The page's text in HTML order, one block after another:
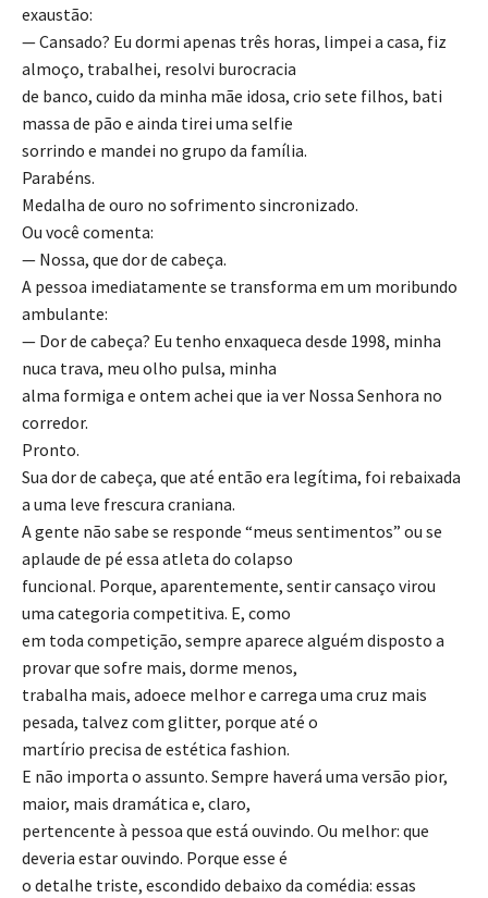
exaustão:
— Cansado? Eu dormi apenas três horas, limpei a casa, fiz
almoço, trabalhei, resolvi burocracia
de banco, cuido da minha mãe idosa, crio sete filhos, bati
massa de pão e ainda tirei uma selfie
sorrindo e mandei no grupo da família.
Parabéns.
Medalha de ouro no sofrimento sincronizado.
Ou você comenta:
— Nossa, que dor de cabeça.
A pessoa imediatamente se transforma em um moribundo
ambulante:
— Dor de cabeça? Eu tenho enxaqueca desde 1998, minha
nuca trava, meu olho pulsa, minha
alma formiga e ontem achei que ia ver Nossa Senhora no
corredor.
Pronto.
Sua dor de cabeça, que até então era legítima, foi rebaixada
a uma leve frescura craniana.
A gente não sabe se responde “meus sentimentos” ou se
aplaude de pé essa atleta do colapso
funcional. Porque, aparentemente, sentir cansaço virou
uma categoria competitiva. E, como
em toda competição, sempre aparece alguém disposto a
provar que sofre mais, dorme menos,
trabalha mais, adoece melhor e carrega uma cruz mais
pesada, talvez com glitter, porque até o
martírio precisa de estética fashion.
E não importa o assunto. Sempre haverá uma versão pior,
maior, mais dramática e, claro,
pertencente à pessoa que está ouvindo. Ou melhor: que
deveria estar ouvindo. Porque esse é
o detalhe triste, escondido debaixo da comédia: essas